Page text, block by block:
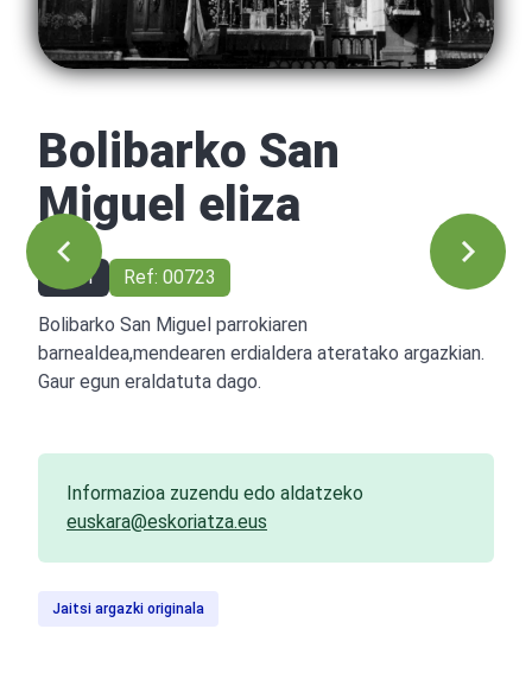
Bolibarko San
Miguel eliza
1951 Ref: 00723
Bolibarko San Miguel parrokiaren
barnealdea,mendearen erdialdera ateratako argazkian.
Gaur egun eraldatuta dago.
Informazioa zuzendu edo aldatzeko
euskara@eskoriatza.eus
Jaitsi argazki originala